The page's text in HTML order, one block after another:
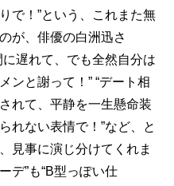
で！”という、これまた無
が、俳優の白洲迅さ
遅れて、でも全然自分は
ンと謝って！” “デート相
れて、平静を一生懸命装
れない表情で！”など、と
見事に演じ分けてくれま
デ”も“B型っぽい仕